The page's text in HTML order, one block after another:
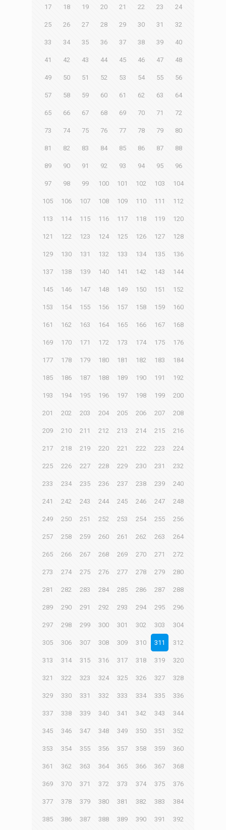
17 18 19 20 21 22 23 24
25 26 27 28 29 30 31 32
33 34 35 36 37 38 39 40
41 42 43 44 45 46 47 48
49 50 51 52 53 54 55 56
57 58 59 60 61 62 63 64
65 66 67 68 69 70 71 72
73 74 75 76 77 78 79 80
81 82 83 84 85 86 87 88
89 90 91 92 93 94 95 96
97 98 99 100 101 102 103 104
105 106 107 108 109 110 111 112
113 114 115 116 117 118 119 120
121 122 123 124 125 126 127 128
129 130 131 132 133 134 135 136
137 138 139 140 141 142 143 144
145 146 147 148 149 150 151 152
153 154 155 156 157 158 159 160
161 162 163 164 165 166 167 168
169 170 171 172 173 174 175 176
177 178 179 180 181 182 183 184
185 186 187 188 189 190 191 192
193 194 195 196 197 198 199 200
201 202 203 204 205 206 207 208
209 210 211 212 213 214 215 216
217 218 219 220 221 222 223 224
225 226 227 228 229 230 231 232
233 234 235 236 237 238 239 240
241 242 243 244 245 246 247 248
249 250 251 252 253 254 255 256
257 258 259 260 261 262 263 264
265 266 267 268 269 270 271 272
273 274 275 276 277 278 279 280
281 282 283 284 285 286 287 288
289 290 291 292 293 294 295 296
297 298 299 300 301 302 303 304
305 306 307 308 309 310 311 312
313 314 315 316 317 318 319 320
321 322 323 324 325 326 327 328
329 330 331 332 333 334 335 336
337 338 339 340 341 342 343 344
345 346 347 348 349 350 351 352
353 354 355 356 357 358 359 360
361 362 363 364 365 366 367 368
369 370 371 372 373 374 375 376
377 378 379 380 381 382 383 384
385 386 387 388 389 390 391 392